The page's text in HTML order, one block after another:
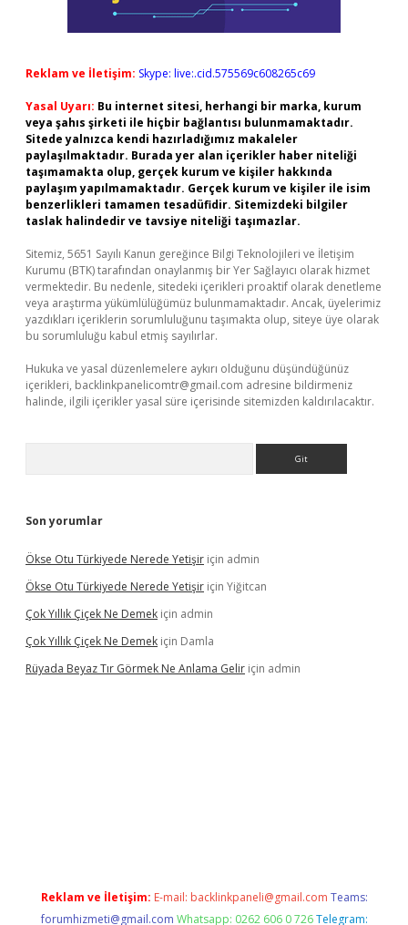
Reklam ve İletişim: Skype: live:.cid.575569c608265c69
Yasal Uyarı: Bu internet sitesi, herhangi bir marka, kurum
veya şahıs şirketi ile hiçbir bağlantısı bulunmamaktadır.
Sitede yalnızca kendi hazırladığımız makaleler
paylaşılmaktadır. Burada yer alan içerikler haber niteliği
taşımamakta olup, gerçek kurum ve kişiler hakkında
paylaşım yapılmamaktadır. Gerçek kurum ve kişiler ile isim
benzerlikleri tamamen tesadüfidir. Sitemizdeki bilgiler
taslak halindedir ve tavsiye niteliği taşımazlar.
Sitemiz, 5651 Sayılı Kanun gereğince Bilgi Teknolojileri ve İletişim
Kurumu (BTK) tarafından onaylanmış bir Yer Sağlayıcı olarak hizmet
vermektedir. Bu nedenle, sitedeki içerikleri proaktif olarak denetleme
veya araştırma yükümlülüğümüz bulunmamaktadır. Ancak, üyelerimiz
yazdıkları içeriklerin sorumluluğunu taşımakta olup, siteye üye olarak
bu sorumluluğu kabul etmiş sayılırlar.
Hukuka ve yasal düzenlemelere aykırı olduğunu düşündüğünüz
içerikleri, backlinkpanelicomtr@gmail.com adresine bildirmeniz
halinde, ilgili içerikler yasal süre içerisinde sitemizden kaldırılacaktır.
Son yorumlar
Ökse Otu Türkiyede Nerede Yetişir için admin
Ökse Otu Türkiyede Nerede Yetişir için Yiğitcan
Çok Yıllık Çiçek Ne Demek için admin
Çok Yıllık Çiçek Ne Demek için Damla
Rüyada Beyaz Tır Görmek Ne Anlama Gelir için admin
Reklam ve İletişim: E-mail: backlinkpaneli@gmail.com Teams:
forumhizmeti@gmail.com Whatsapp: 0262 606 0 726 Telegram: